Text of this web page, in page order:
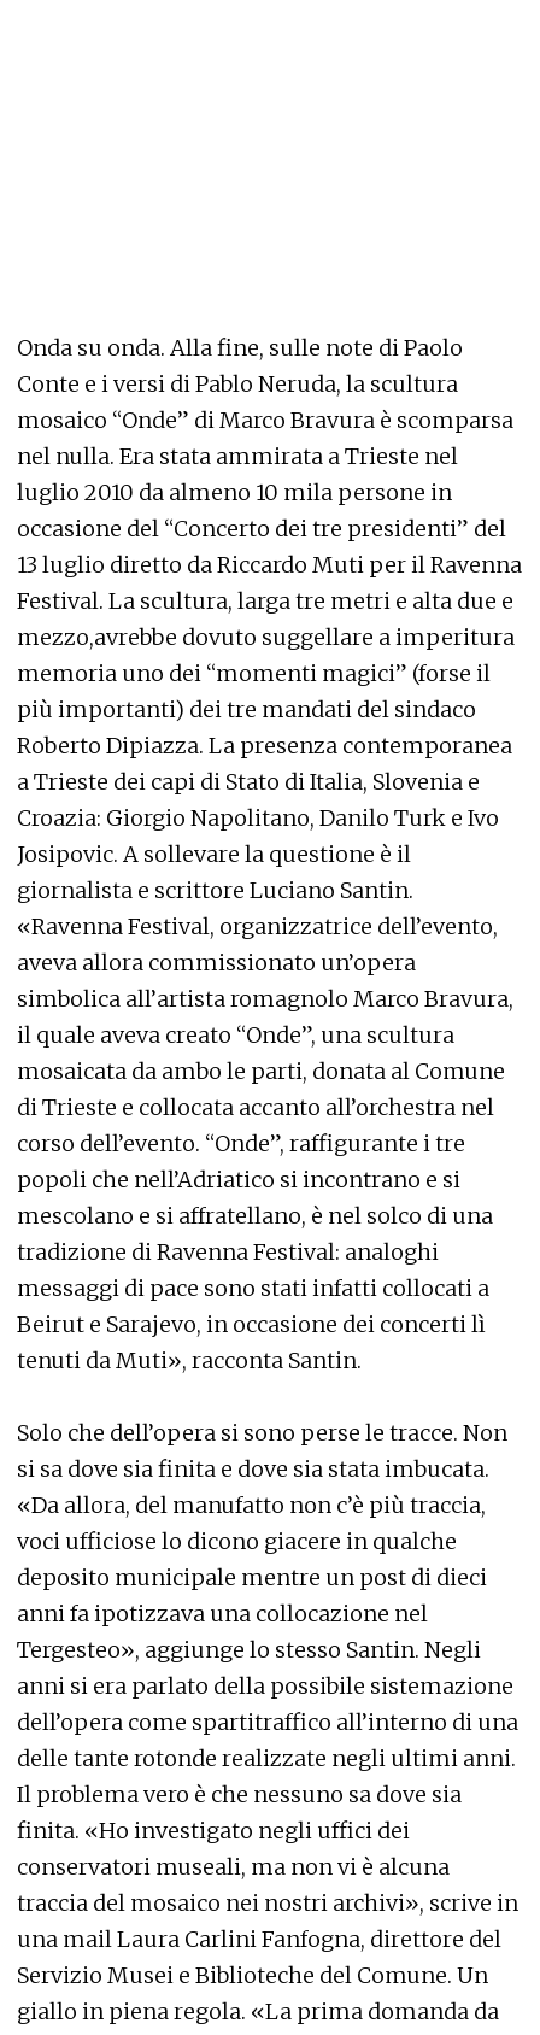
Onda su onda. Alla fine, sulle note di Paolo
Conte e i versi di Pablo Neruda, la scultura
mosaico “Onde” di Marco Bravura è scomparsa
nel nulla. Era stata ammirata a Trieste nel
luglio 2010 da almeno 10 mila persone in
occasione del “Concerto dei tre presidenti” del
13 luglio diretto da Riccardo Muti per il Ravenna
Festival. La scultura, larga tre metri e alta due e
mezzo,avrebbe dovuto suggellare a imperitura
memoria uno dei “momenti magici” (forse il
più importanti) dei tre mandati del sindaco
Roberto Dipiazza. La presenza contemporanea
a Trieste dei capi di Stato di Italia, Slovenia e
Croazia: Giorgio Napolitano, Danilo Turk e Ivo
Josipovic. A sollevare la questione è il
giornalista e scrittore Luciano Santin.
«Ravenna Festival, organizzatrice dell’evento,
aveva allora commissionato un’opera
simbolica all’artista romagnolo Marco Bravura,
il quale aveva creato “Onde”, una scultura
mosaicata da ambo le parti, donata al Comune
di Trieste e collocata accanto all’orchestra nel
corso dell’evento. “Onde”, raffigurante i tre
popoli che nell’Adriatico si incontrano e si
mescolano e si affratellano, è nel solco di una
tradizione di Ravenna Festival: analoghi
messaggi di pace sono stati infatti collocati a
Beirut e Sarajevo, in occasione dei concerti lì
tenuti da Muti», racconta Santin.
Solo che dell’opera si sono perse le tracce. Non
si sa dove sia finita e dove sia stata imbucata.
«Da allora, del manufatto non c’è più traccia,
voci ufficiose lo dicono giacere in qualche
deposito municipale mentre un post di dieci
anni fa ipotizzava una collocazione nel
Tergesteo», aggiunge lo stesso Santin. Negli
anni si era parlato della possibile sistemazione
dell’opera come spartitraffico all’interno di una
delle tante rotonde realizzate negli ultimi anni.
Il problema vero è che nessuno sa dove sia
finita. «Ho investigato negli uffici dei
conservatori museali, ma non vi è alcuna
traccia del mosaico nei nostri archivi», scrive in
una mail Laura Carlini Fanfogna, direttore del
Servizio Musei e Biblioteche del Comune. Un
giallo in piena regola. «La prima domanda da